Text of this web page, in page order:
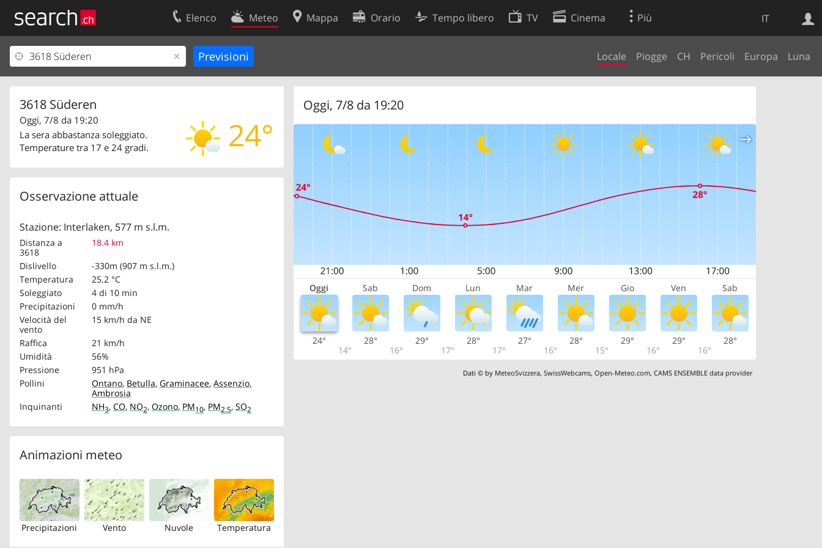
IT
Elenco Meteo Mappa Orario Tempo libero TV Cinema Più
Locale Piogge CH Pericoli Europa Luna
3618 Süderen
24°
Oggi, 7/8 da 19:20
La sera abbastanza soleggiato.
Temperature tra 17 e 24 gradi.
Osservazione attuale
Stazione: Interlaken, 577 m s.l.m.
Distanza a
3618
18.4 km
Dislivello
-330m (907 m s.l.m.)
Temperatura
25.2 °C
Soleggiato
4 di 10 min
Precipitazioni
0 mm/h
Velocità del
vento
15 km/h da NE
Raffica
21 km/h
Umidità
56%
Pressione
951 hPa
Pollini
Ontano, Betulla, Graminacee, Assenzio,
Ambrosia
Inquinanti
NH3, CO, NO2, Ozono, PM10, PM2.5, SO2
Animazioni meteo
Precipitazioni Vento Nuvole Temperatura
Oggi, 7/8 da 19:20
Oggi Sab Dom Lun Mar Mer Gio Ven Sab
24°
14°
28°
16°
29°
17°
28°
17°
27°
16°
28°
15°
29°
16°
29°
16°
28°
Dati © by MeteoSvizzera,SwissWebcams,Open-Meteo.com,CAMS ENSEMBLE data provider
Ricerca Web
Il vostro profolio
Area clienti
Informazioni Legali
Contatti
Condizioni d’uso
Preferenze cookie